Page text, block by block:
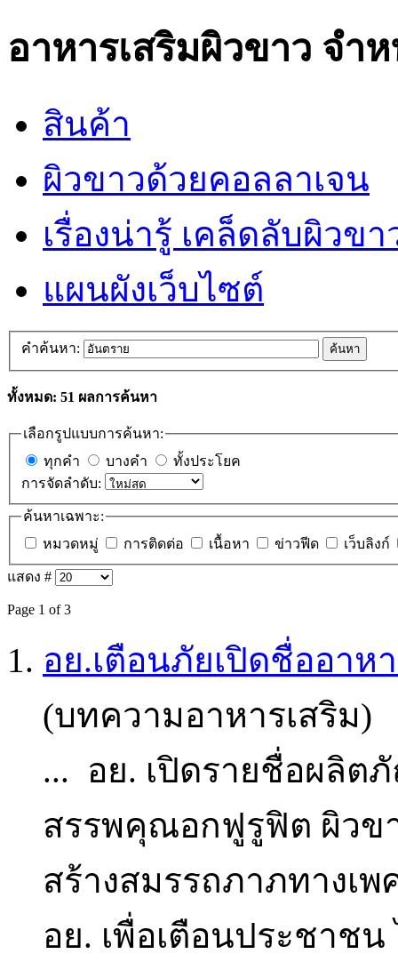
อาหารเสริมผิวขาว จำห
สินค้า
ผิวขาวด้วยคอลลาเจน
เรื่องน่ารู้ เคล็ดลับผิวขา
แผนผังเว็บไซต์
คำค้นหา: ค้นหา
ทั้งหมด: 51 ผลการค้นหา
เลือกรูปแบบการค้นหา:
ทุกคำ
บางคำ
ทั้งประโยค
การจัดลำดับ:
ค้นหาเฉพาะ:
หมวดหมู่
การติดต่อ เนื้อหา ข่าวฟีด เว็บลิงก์
แสดง #
Page 1 of 3
1. อย.เตือนภัยเปิดชื่ออาห
(บทความอาหารเสริม)
... อย. เปิดรายชื่อผลิต
สรรพคุณอกฟูรูฟิต ผิวขา
สร้างสมรรถภาภทางเ
อย. เพื่อเตือนประชาชน